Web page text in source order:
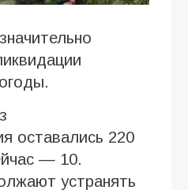
оставались 220
— 10.
устранять